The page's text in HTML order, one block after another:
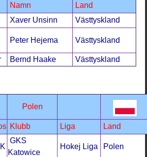
Namn
Land
Xaver Unsinn
Västtyskland
Peter Hejema Västtyskland
Bernd Haake Västtyskland
Polen
Klubb Liga Land
GKS
Katowice
Hokej Liga Polen